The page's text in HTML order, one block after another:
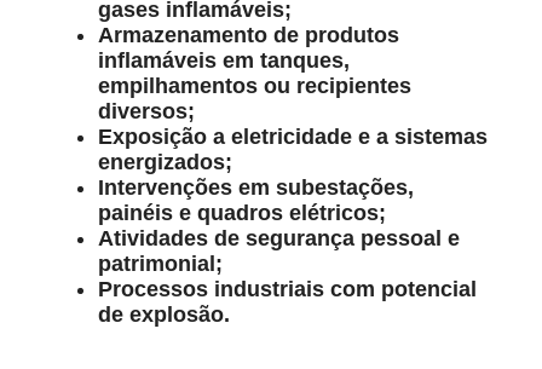
gases inflamáveis;
Armazenamento de produtos
inflamáveis em tanques,
empilhamentos ou recipientes
diversos;
Exposição a eletricidade e a sistemas
energizados;
Intervenções em subestações,
painéis e quadros elétricos;
Atividades de segurança pessoal e
patrimonial;
Processos industriais com potencial
de explosão.